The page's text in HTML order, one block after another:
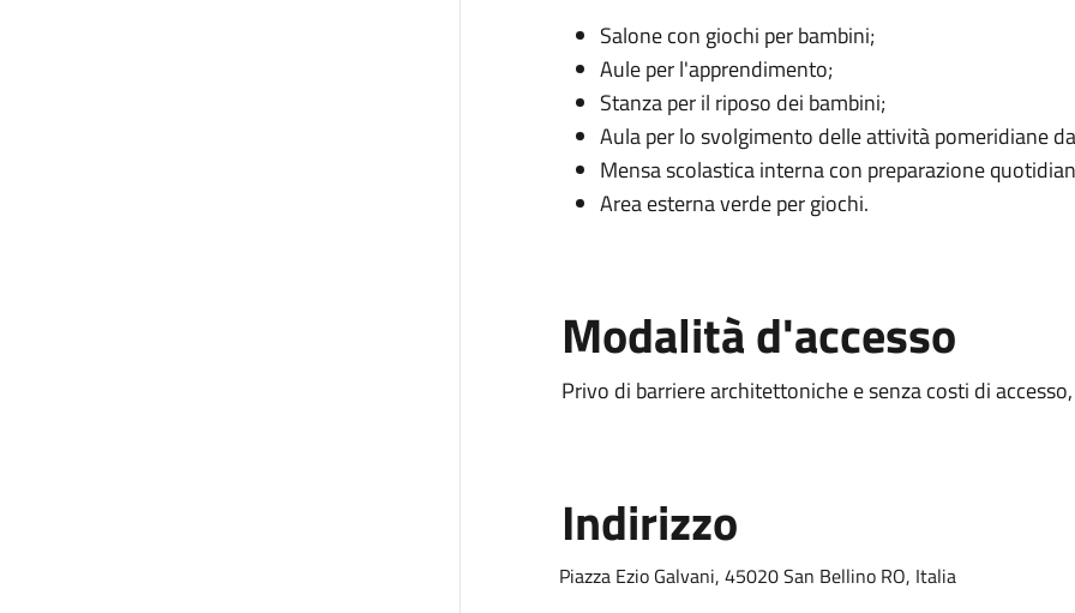
Salone con giochi per bambini;
Aule per l'apprendimento;
Stanza per il riposo dei bambini;
Aula per lo svolgimento delle attività pomeridiane
Mensa scolastica interna con preparazione
Area esterna verde per giochi.
Modalità d'accesso
Privo di barriere architettoniche e senza costi di
Indirizzo
Piazza Ezio Galvani, 45020 San Bellino RO, Italia